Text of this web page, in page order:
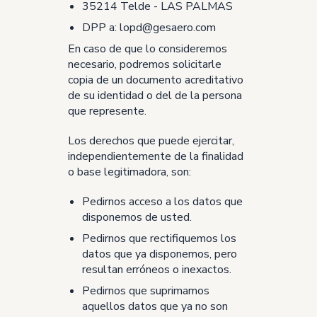
35214 Telde - LAS PALMAS
DPP a: lopd@gesaero.com
En caso de que lo consideremos
necesario, podremos solicitarle
copia de un documento acreditativo
de su identidad o del de la persona
que represente.
Los derechos que puede ejercitar,
independientemente de la finalidad
o base legitimadora, son:
Pedirnos acceso a los datos que
disponemos de usted.
Pedirnos que rectifiquemos los
datos que ya disponemos, pero
resultan erróneos o inexactos.
Pedirnos que suprimamos
aquellos datos que ya no son